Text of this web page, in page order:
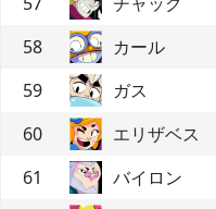
58
カール
59
ガス
60
エリザベス
61
バイロン